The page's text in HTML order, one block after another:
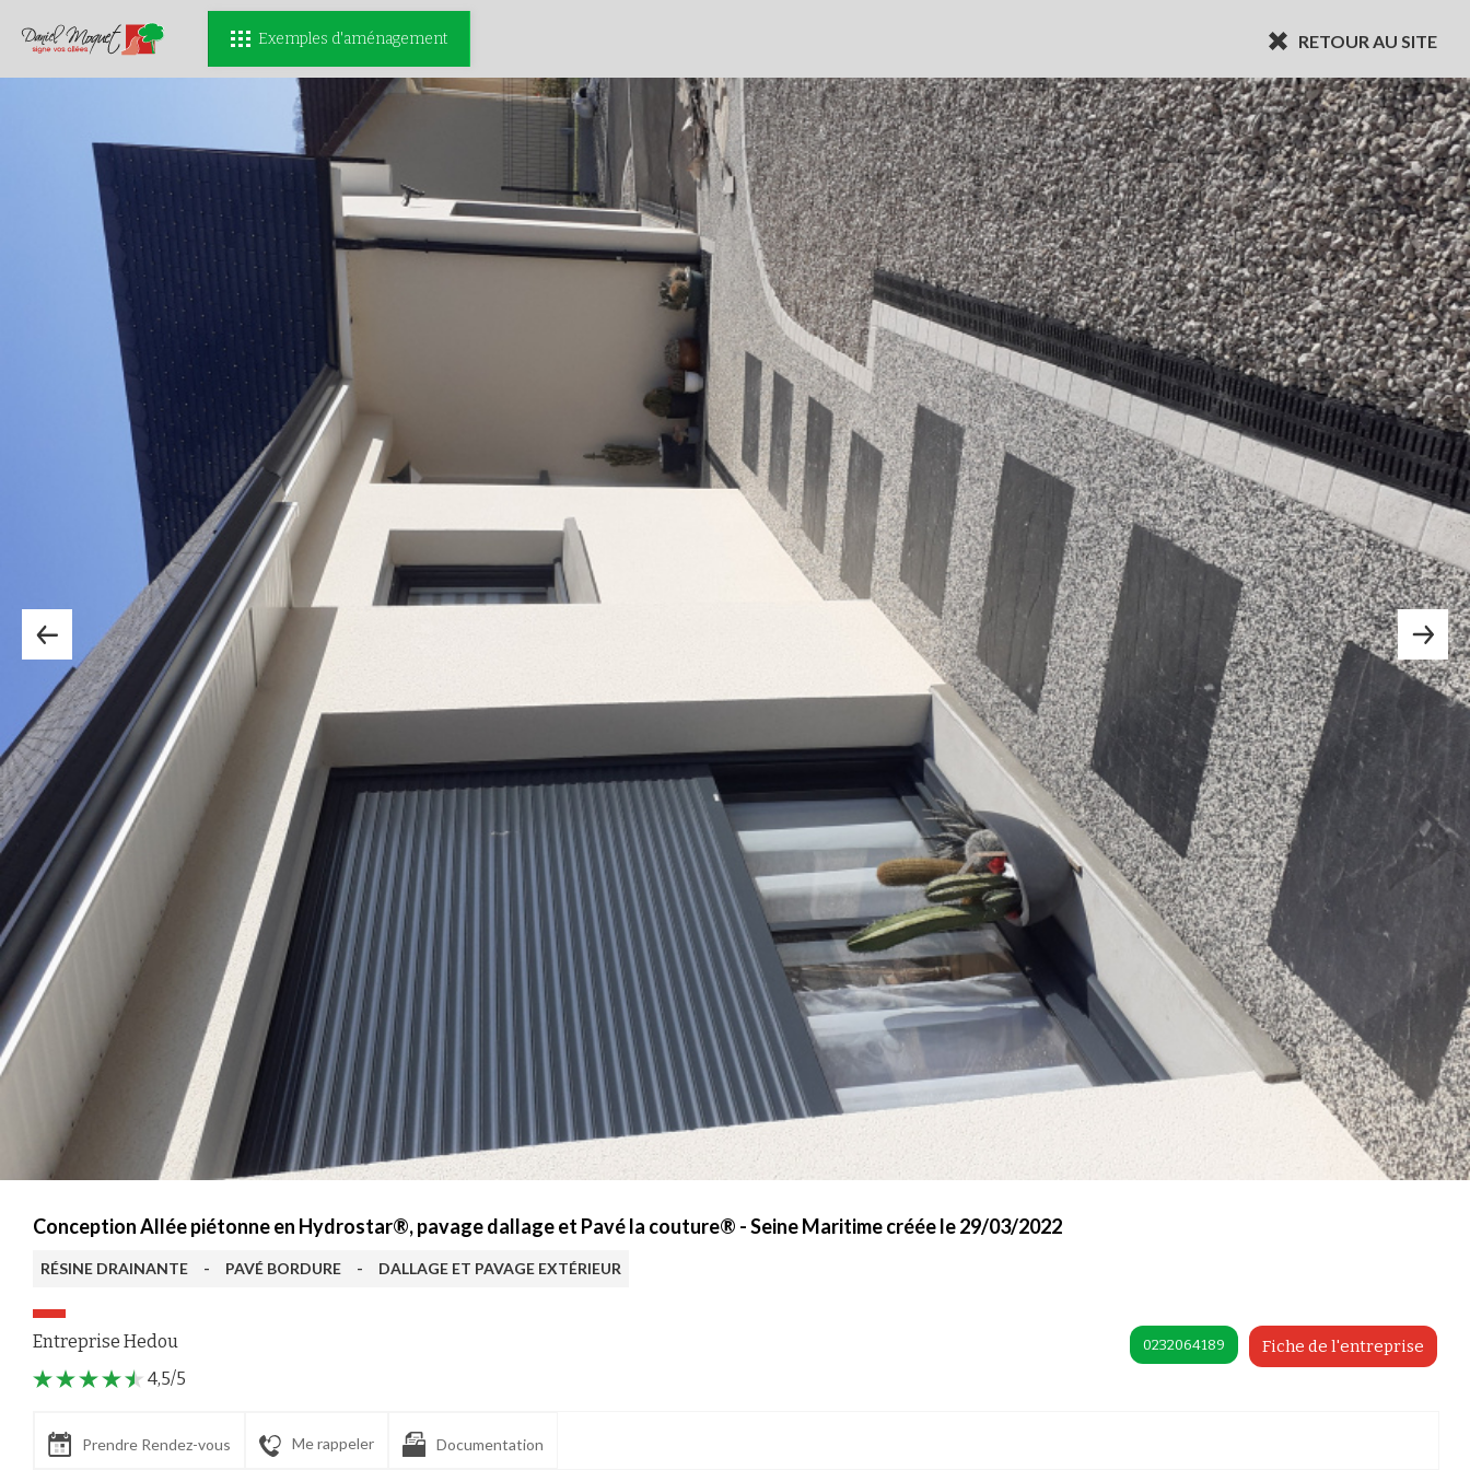
RETOUR AU SITE
Exemples d'aménagement
Conception Allée piétonne en Hydrostar®, pavage dallage et Pavé la couture® - Seine Maritime créée le 29/03/2022
RÉSINE DRAINANTE - PAVÉ BORDURE - DALLAGE ET PAVAGE EXTÉRIEUR
Entreprise Hedou Fiche de l'entreprise
0232064189
4,5/5
Prendre Rendez-vous Me rappeler Documentation